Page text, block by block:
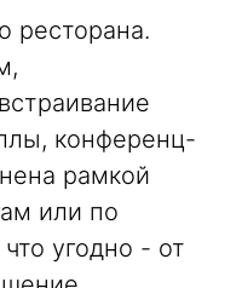
ресторана.
конференц-
рам­кой
или по
угодно - от